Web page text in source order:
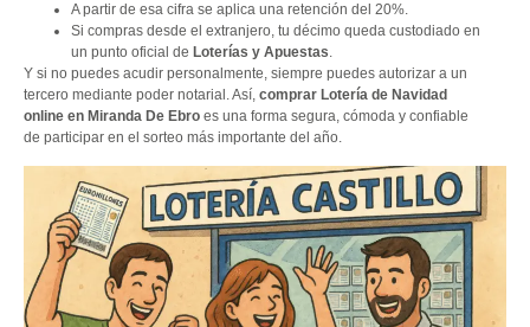
A partir de esa cifra se aplica una retención del 20%.
Si compras desde el extranjero, tu décimo queda custodiado en
un punto oficial de Loterías y Apuestas.
Y si no puedes acudir personalmente, siempre puedes autorizar a un
tercero mediante poder notarial. Así, comprar Lotería de Navidad
online en Miranda De Ebro es una forma segura, cómoda y confiable
de participar en el sorteo más importante del año.